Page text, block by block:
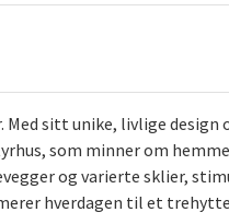
sitt unike, livlige
som minner om
og varierte sklier,
hverdagen til et